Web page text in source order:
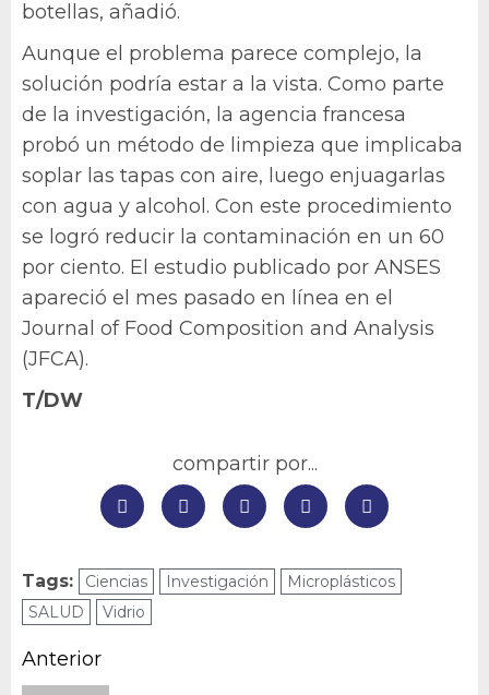
botellas, añadió.
Aunque el problema parece complejo, la
solución podría estar a la vista. Como parte
de la investigación, la agencia francesa
probó un método de limpieza que implicaba
soplar las tapas con aire, luego enjuagarlas
con agua y alcohol. Con este procedimiento
se logró reducir la contaminación en un 60
por ciento. El estudio publicado por ANSES
apareció el mes pasado en línea en el
Journal of Food Composition and Analysis
(JFCA).
T/DW
compartir por...
Tags: Ciencias Investigación
Microplásticos
SALUD
Vidrio
Navegación
Anterior